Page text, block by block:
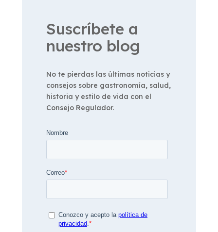
Suscríbete a
nuestro blog
No te pierdas las últimas noticias y
consejos sobre gastronomía, salud,
historia y estilo de vida con el
Consejo Regulador.